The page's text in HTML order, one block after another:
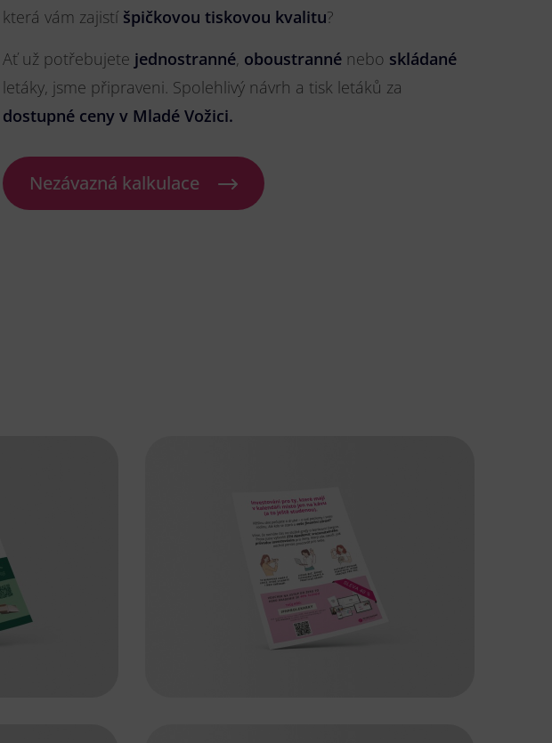
která vám zajistí špičkovou tiskovou kvalitu?
Ať už potřebujete jednostranné, oboustranné nebo skládané
letáky, jsme připraveni. Spolehlivý návrh a tisk letáků za
dostupné ceny v Mladé Vožici.
Nezávazná kalkulace